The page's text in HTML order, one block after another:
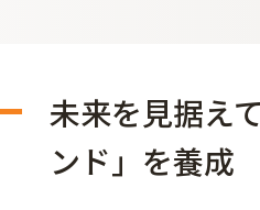
未来を見据え
ンド」を養成